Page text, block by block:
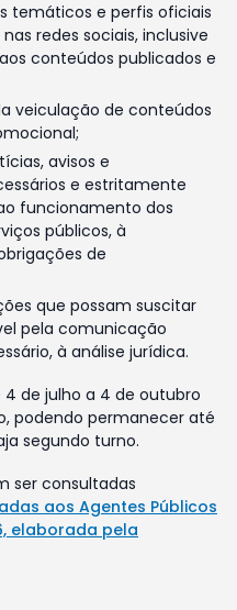
temáticos e perfis oficiais
redes sociais, inclusive
conteúdos publicados e
veiculação de conteúdos
avisos e
e estritamente
funcionamento dos
públicos, à
de
que possam suscitar
pela comunicação
à análise jurídica.
4 de julho a 4 de outubro
podendo permanecer até
segundo turno.
ser consultadas
aos Agentes Públicos
elaborada pela